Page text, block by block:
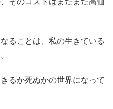
そのコストはまだまだ高価
ることは、私の生きている
るか死ぬかの世界になって